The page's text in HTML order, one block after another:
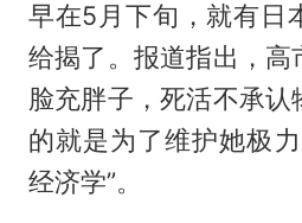
早在5月下旬，就有日
给揭了。报道指出，高
脸充胖子，死活不承认
的就是为了维护她极
经济学”。